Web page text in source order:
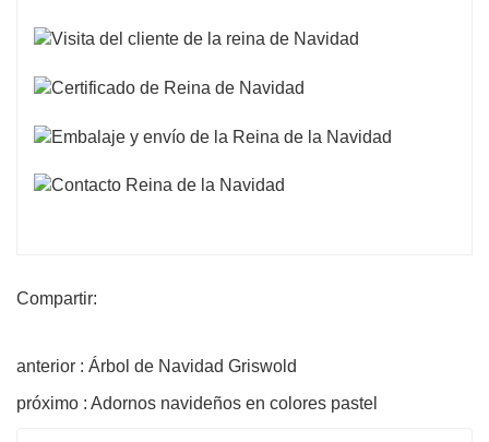
Compartir:
anterior : Árbol de Navidad Griswold
próximo : Adornos navideños en colores pastel